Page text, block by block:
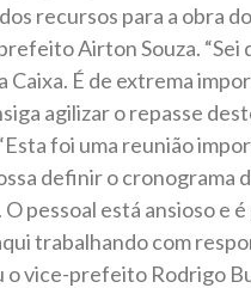
recursos para a obra do
Airton Souza. “Sei
Caixa. É de extrema
agilizar o repasse
foi uma reunião
definir o cronograma
O pessoal está ansioso e
trabalhando com
o vice-prefeito Rodrigo